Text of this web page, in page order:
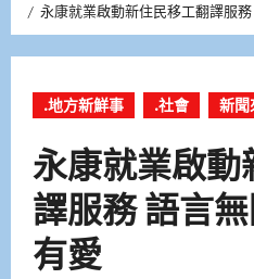
永康就業啟動新住民移工翻譯服
.地方新鮮事 .社會 新聞
永康就業啟動
譯服務 語言
有愛